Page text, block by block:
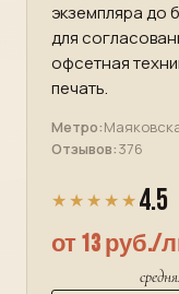
экземпляра до
для
офсетная
печать.
Метро:
Отзывов:376
★★★★★ 4.5
от 13 руб./